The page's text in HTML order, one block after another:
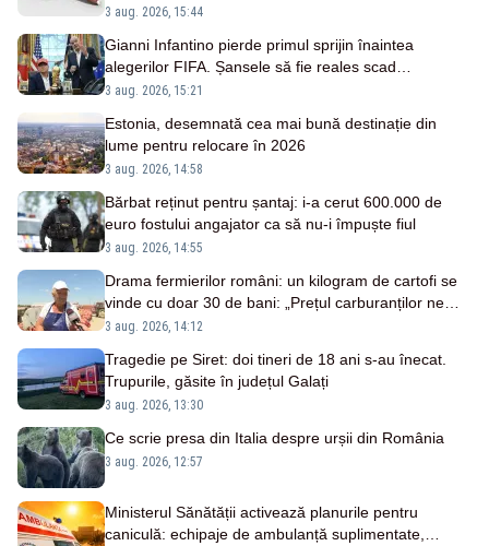
oficiale
3 aug. 2026, 15:44
Gianni Infantino pierde primul sprijin înaintea
alegerilor FIFA. Șansele să fie reales scad
considerabil
3 aug. 2026, 15:21
Estonia, desemnată cea mai bună destinație din
lume pentru relocare în 2026
3 aug. 2026, 14:58
Bărbat reținut pentru șantaj: i-a cerut 600.000 de
euro fostului angajator ca să nu-i împuște fiul
3 aug. 2026, 14:55
Drama fermierilor români: un kilogram de cartofi se
vinde cu doar 30 de bani: „Prețul carburanților ne
distruge!”
3 aug. 2026, 14:12
Tragedie pe Siret: doi tineri de 18 ani s-au înecat.
Trupurile, găsite în județul Galați
3 aug. 2026, 13:30
Ce scrie presa din Italia despre urșii din România
3 aug. 2026, 12:57
Ministerul Sănătății activează planurile pentru
caniculă: echipaje de ambulanță suplimentate,